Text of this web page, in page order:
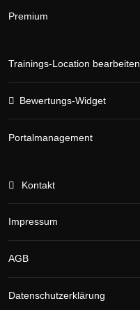
Premium
Trainings-Location bearbeiten
Bewertungs-Widget
Portalmanagement
Kontakt
Impressum
AGB
Datenschutzerklärung